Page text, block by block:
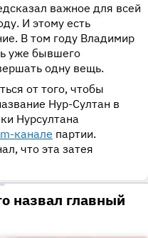
важное для всей
И этому есть
В том году Владимир
уже бывшего
одну вещь.
от того, чтобы
Нур-Султан в
Нурсултана
канале партии.
что эта затея
назвал главный